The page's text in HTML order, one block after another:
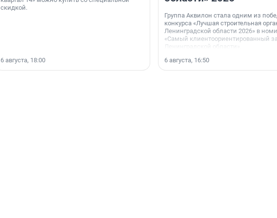
скидкой.
6 августа, 18:00
Группа Аквилон стала одним из
конкурса «Лучшая строительная
Ленинградской области 2026» в
«Самый клиентоориентированный
Ленинградской области».
6 августа, 16:50